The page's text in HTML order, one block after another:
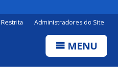
Administradores do Site
MENU